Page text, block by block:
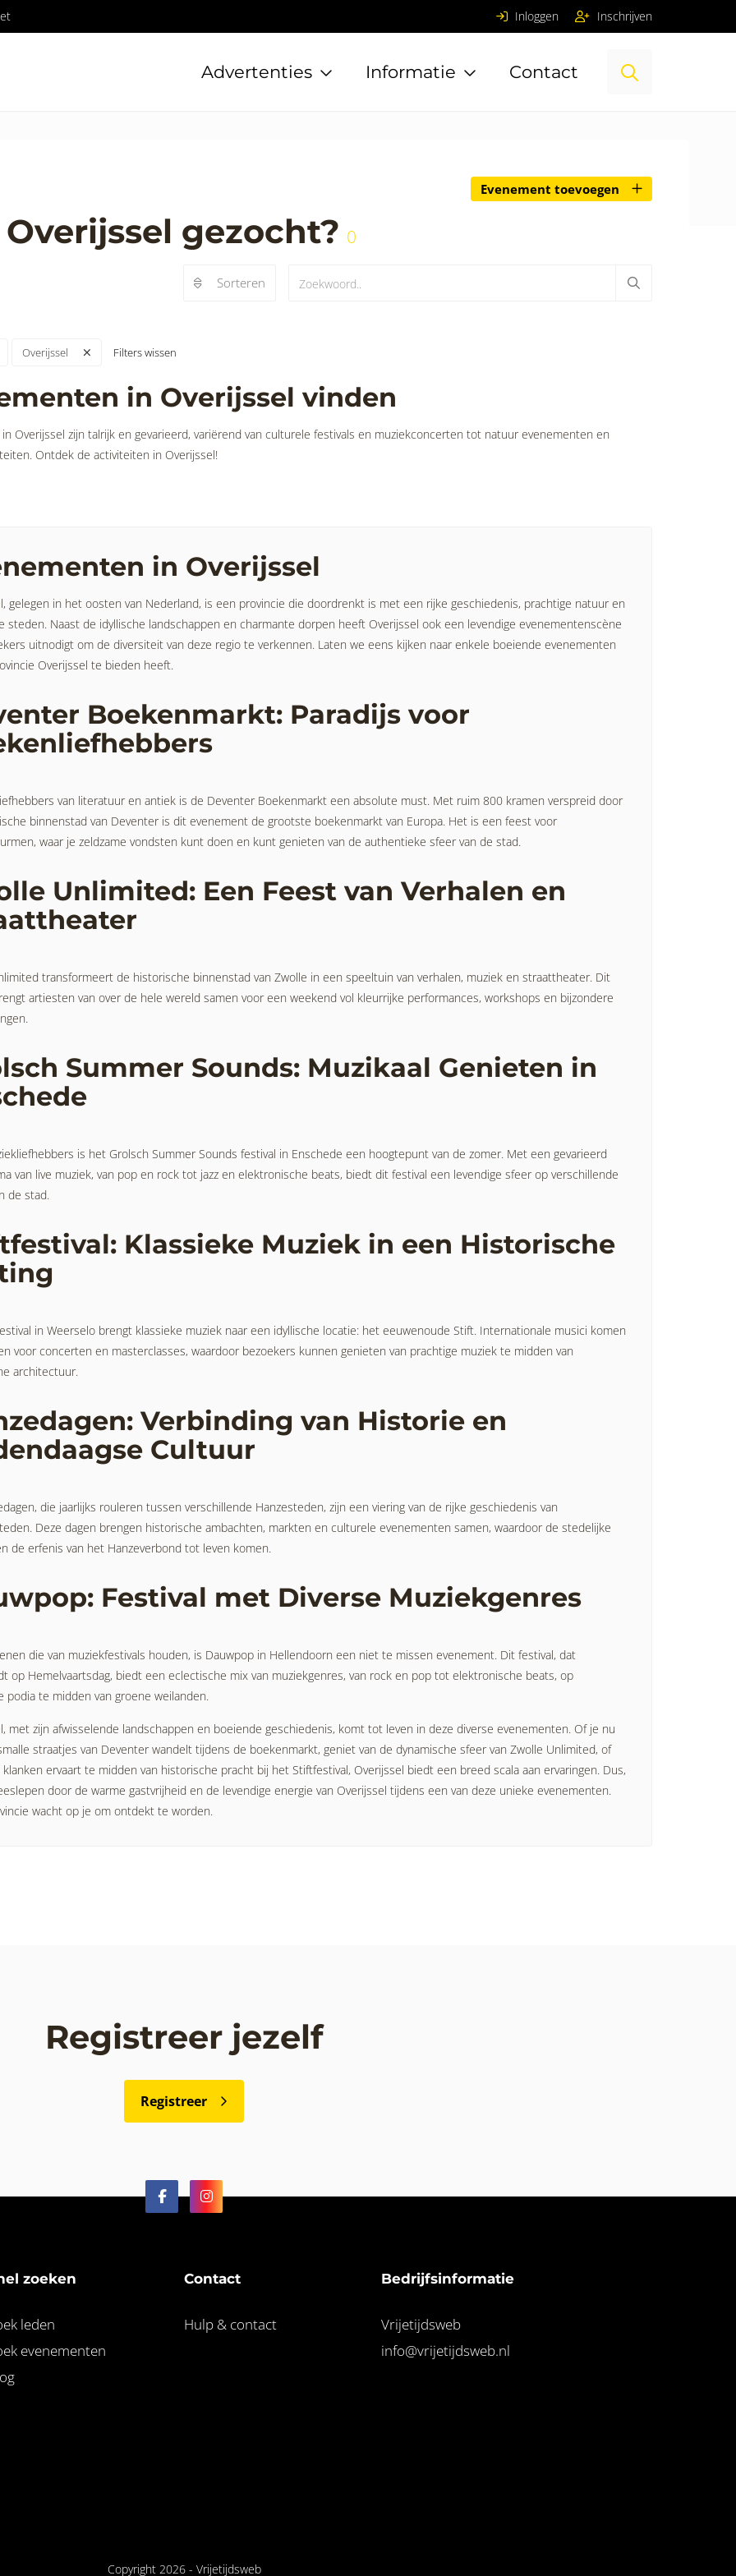
gezocht? 0
Sorteren
Evenement toevoegen
Overijssel Filters wissen
in Overijssel vinden
Overijssel zijn talrijk en gevarieerd, variërend van culturele festivals en muziekconcerten tot natuur evenementen en
Ontdek de activiteiten in Overijssel!
in Overijssel
gelegen in het oosten van Nederland, is een provincie die doordrenkt is met een rijke geschiedenis, prachtige natuur en
steden. Naast de idyllische landschappen en charmante dorpen heeft Overijssel ook een levendige evenementenscène
uitnodigt om de diversiteit van deze regio te verkennen. Laten we eens kijken naar enkele boeiende evenementen
Overijssel te bieden heeft.
Boekenmarkt: Paradijs voor
van literatuur en antiek is de Deventer Boekenmarkt een absolute must. Met ruim 800 kramen verspreid door
binnenstad van Deventer is dit evenement de grootste boekenmarkt van Europa. Het is een feest voor
waar je zeldzame vondsten kunt doen en kunt genieten van de authentieke sfeer van de stad.
Unlimited: Een Feest van Verhalen en
transformeert de historische binnenstad van Zwolle in een speeltuin van verhalen, muziek en straattheater. Dit
artiesten van over de hele wereld samen voor een weekend vol kleurrijke performances, workshops en bijzondere
Summer Sounds: Muzikaal Genieten in
is het Grolsch Summer Sounds festival in Enschede een hoogtepunt van de zomer. Met een gevarieerd
van live muziek, van pop en rock tot jazz en elektronische beats, biedt dit festival een levendige sfeer op verschillende
de stad.
Klassieke Muziek in een Historische
in Weerselo brengt klassieke muziek naar een idyllische locatie: het eeuwenoude Stift. Internationale musici komen
voor concerten en masterclasses, waardoor bezoekers kunnen genieten van prachtige muziek te midden van
architectuur.
Verbinding van Historie en
Cultuur
die jaarlijks rouleren tussen verschillende Hanzesteden, zijn een viering van de rijke geschiedenis van
Deze dagen brengen historische ambachten, markten en culturele evenementen samen, waardoor de stedelijke
de erfenis van het Hanzeverbond tot leven komen.
Festival met Diverse Muziekgenres
die van muziekfestivals houden, is Dauwpop in Hellendoorn een niet te missen evenement. Dit festival, dat
op Hemelvaartsdag, biedt een eclectische mix van muziekgenres, van rock en pop tot elektronische beats, op
podia te midden van groene weilanden.
met zijn afwisselende landschappen en boeiende geschiedenis, komt tot leven in deze diverse evenementen. Of je nu
straatjes van Deventer wandelt tijdens de boekenmarkt, geniet van de dynamische sfeer van Zwolle Unlimited, of
klanken ervaart te midden van historische pracht bij het Stiftfestival, Overijssel biedt een breed scala aan ervaringen. Dus,
door de warme gastvrijheid en de levendige energie van Overijssel tijdens een van deze unieke evenementen.
wacht op je om ontdekt te worden.
Inloggen Inschrijven
Advertenties Informatie Contact
Registreer jezelf
Registreer
zoeken
leden
evenementen
Contact
Hulp & contact
Bedrijfsinformatie
Vrijetijdsweb
info@vrijetijdsweb.nl
Copyright 2026 - Vrijetijdsweb